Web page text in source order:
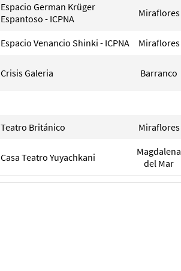
Espacio German Krüger
Espantoso - ICPNA
Miraflores
Espacio Venancio Shinki - ICPNA Miraflores
Crisis Galeria Barranco
Teatro Británico Miraflores
Casa Teatro Yuyachkani
Magdalena
del Mar